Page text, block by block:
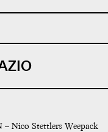
Nico Stettlers Weepack